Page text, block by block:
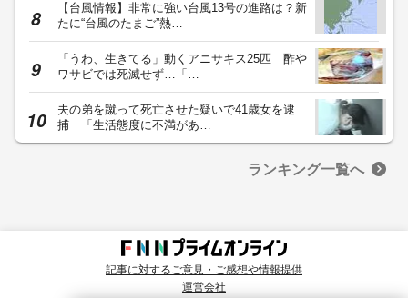
【台風情報】非常に強い台風13号の進路は？新
たに“台風のたまご”熱…
「うわ、生きてる」動くアニサキス25匹 酢や
ワサビでは死滅せず…「…
夫の弟を蹴って死亡させた疑いで41歳女を逮
捕 「生活態度に不満があ…
ランキング一覧へ
記事に対するご意見・ご感想や情報提供
運営会社